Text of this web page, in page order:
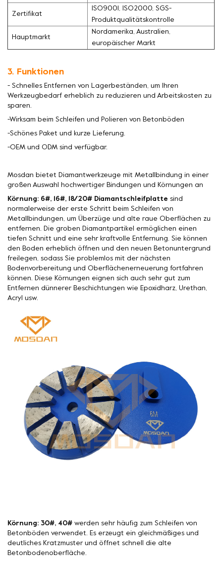
Zertifikat
ISO9001, ISO2000, SGS-
Produktqualitätskontrolle
Hauptmarkt
Nordamerika, Australien,
europäischer Markt
3. Funktionen
- Schnelles Entfernen von Lagerbeständen, um Ihren
Werkzeugbedarf erheblich zu reduzieren und Arbeitskosten zu
sparen.
-Wirksam beim Schleifen und Polieren von Betonböden
-Schönes Paket und kurze Lieferung.
-OEM und ODM sind verfügbar.
Mosdan bietet Diamantwerkzeuge mit Metallbindung in einer
großen Auswahl hochwertiger Bindungen und Körnungen an
Körnung: 6#, 16#, 18/20# Diamantschleifplatte sind
normalerweise der erste Schritt beim Schleifen von
Metallbindungen, um Überzüge und alte raue Oberflächen zu
entfernen. Die groben Diamantpartikel ermöglichen einen
tiefen Schnitt und eine sehr kraftvolle Entfernung. Sie können
den Boden erheblich öffnen und den neuen Betonuntergrund
freilegen, sodass Sie problemlos mit der nächsten
Bodenvorbereitung und Oberflächenerneuerung fortfahren
können. Diese Körnungen eignen sich auch sehr gut zum
Entfernen dünnerer Beschichtungen wie Epoxidharz, Urethan,
Acryl usw.
Körnung: 30#, 40# werden sehr häufig zum Schleifen von
Betonböden verwendet. Es erzeugt ein gleichmäßiges und
deutliches Kratzmuster und öffnet schnell die alte
Betonbodenoberfläche.